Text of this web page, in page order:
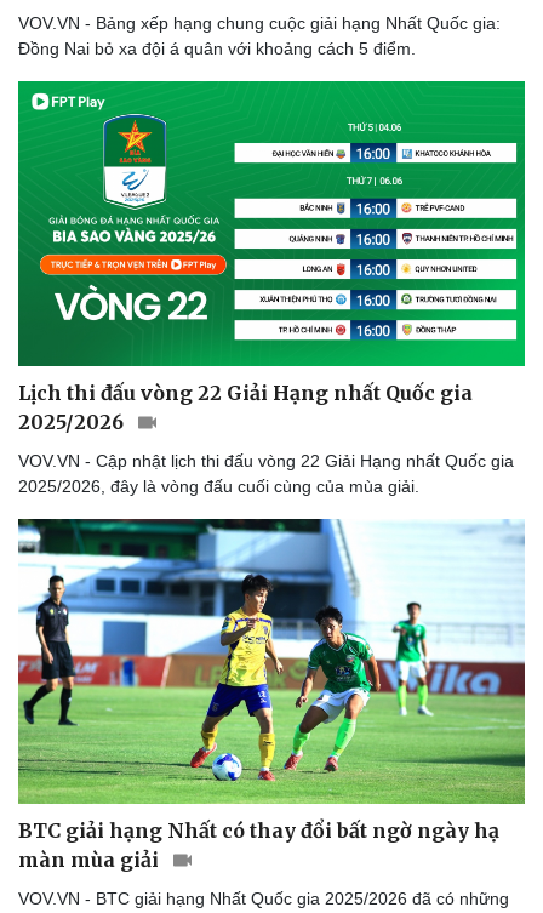
VOV.VN - Bảng xếp hạng chung cuộc giải hạng Nhất Quốc gia:
Đồng Nai bỏ xa đội á quân với khoảng cách 5 điểm.
Lịch thi đấu vòng 22 Giải Hạng nhất Quốc gia
2025/2026
VOV.VN - Cập nhật lịch thi đấu vòng 22 Giải Hạng nhất Quốc gia
2025/2026, đây là vòng đấu cuối cùng của mùa giải.
BTC giải hạng Nhất có thay đổi bất ngờ ngày hạ
màn mùa giải
VOV.VN - BTC giải hạng Nhất Quốc gia 2025/2026 đã có những